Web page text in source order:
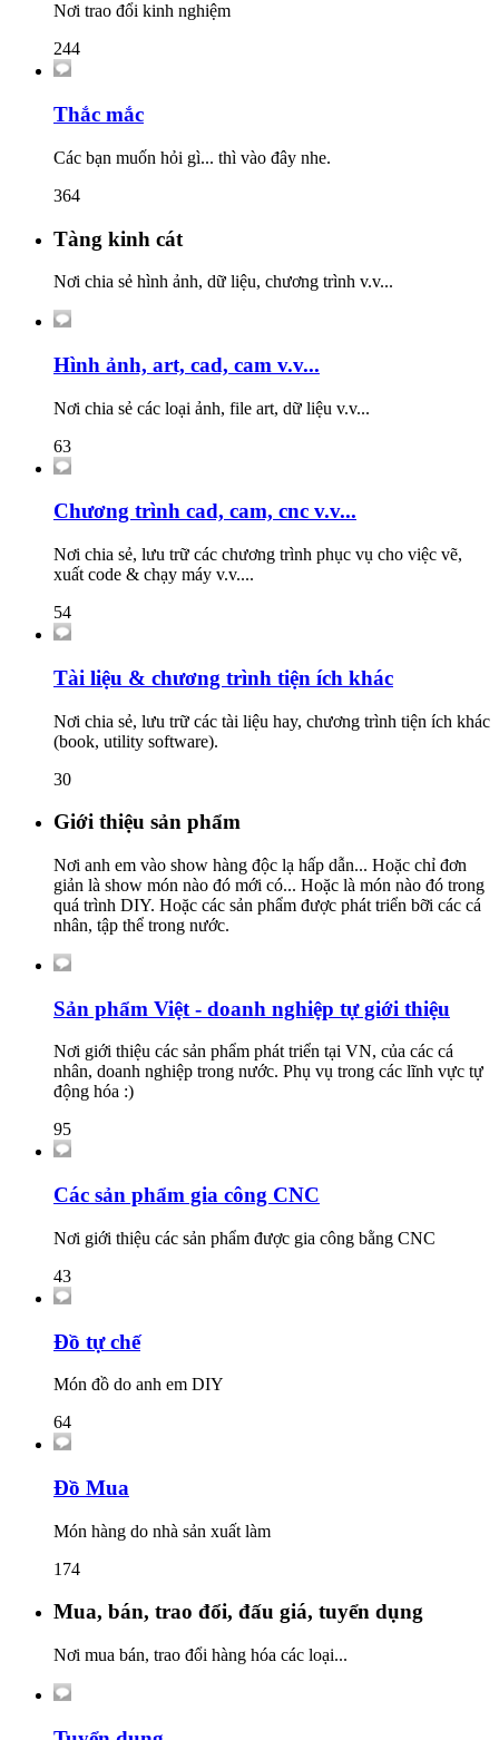
Nơi trao đổi kinh nghiệm
244
Thắc mắc
Các bạn muốn hỏi gì... thì vào đây nhe.
364
Tàng kinh cát
Nơi chia sẻ hình ảnh, dữ liệu, chương trình v.v...
Hình ảnh, art, cad, cam v.v...
Nơi chia sẻ các loại ảnh, file art, dữ liệu v.v...
63
Chương trình cad, cam, cnc v.v...
Nơi chia sẻ, lưu trữ các chương trình phục vụ cho việc vẽ,
xuất code & chạy máy v.v....
54
Tài liệu & chương trình tiện ích khác
Nơi chia sẻ, lưu trữ các tài liệu hay, chương trình tiện ích khác
(book, utility software).
30
Giới thiệu sản phẩm
Nơi anh em vào show hàng độc lạ hấp dẫn... Hoặc chỉ đơn
giản là show món nào đó mới có... Hoặc là món nào đó trong
quá trình DIY. Hoặc các sản phẩm được phát triển bỡi các cá
nhân, tập thể trong nước.
Sản phẩm Việt - doanh nghiệp tự giới thiệu
Nơi giới thiệu các sản phẩm phát triển tại VN, của các cá
nhân, doanh nghiệp trong nước. Phụ vụ trong các lĩnh vực tự
động hóa :)
95
Các sản phẩm gia công CNC
Nơi giới thiệu các sản phẩm được gia công bằng CNC
43
Đồ tự chế
Món đồ do anh em DIY
64
Đồ Mua
Món hàng do nhà sản xuất làm
174
Mua, bán, trao đổi, đấu giá, tuyển dụng
Nơi mua bán, trao đổi hàng hóa các loại...